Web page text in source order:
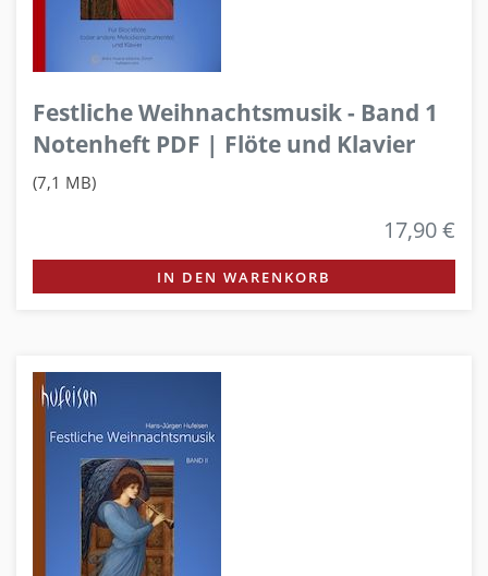
Festliche Weihnachtsmusik - Band 1
Notenheft PDF | Flöte und Klavier
(7,1 MB)
17,90 €
IN DEN WARENKORB